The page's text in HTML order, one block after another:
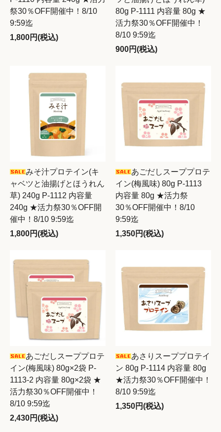
祭30％OFF開催中！8/10
9:59迄
1,800円(税込)
80g P-1111 内容量 80g ★
活力祭30％OFF開催中！
8/10 9:59迄
900円(税込)
みそ汁プロテイン(キ
ャベツと油揚げとほうれん
草) 240g P-1112 内容量
240g ★活力祭30％OFF開
催中！8/10 9:59迄
1,800円(税込)
あごだしスーププロテ
イン(梅風味) 80g P-1113
内容量 80g ★活力祭
30％OFF開催中！8/10
9:59迄
1,350円(税込)
あごだしスーププロテ
イン(梅風味) 80g×2袋 P-
1113-2 内容量 80g×2袋 ★
活力祭30％OFF開催中！
8/10 9:59迄
2,430円(税込)
あさりスーププロテイ
ン 80g P-1114 内容量 80g
★活力祭30％OFF開催中！
8/10 9:59迄
1,350円(税込)